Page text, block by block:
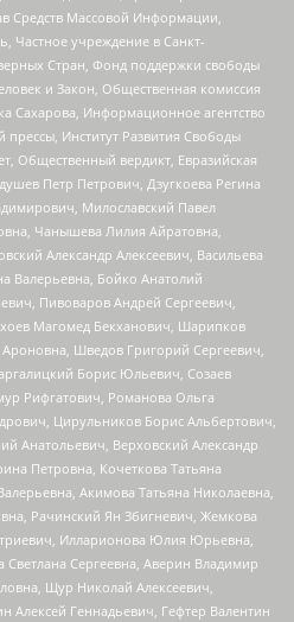
Средств Массовой Информации,
Частное учреждение в Санкт-
Стран, Фонд поддержки свободы
и Закон, Общественная комиссия
Сахарова, Информационное агентство
Институт Развития Свободы
Общественный вердикт, Евразийская
Петр Петрович, Дзугкоева Регина
Милославский Павел
Чанышева Лилия Айратовна,
Александр Алексеевич, Васильева
Валерьевна, Бойко Анатолий
Пивоваров Андрей Сергеевич,
Магомед Бекханович, Шарипков
Шведов Григорий Сергеевич,
Борис Юльевич, Созаев
Рифгатович, Романова Ольга
Цирульников Борис Альбертович,
Анатольевич, Верховский Александр
Петровна, Кочеткова Татьяна
Акимова Татьяна Николаевна,
Рачинский Ян Збигневич, Жемкова
Илларионова Юлия Юрьевна,
Светлана Сергеевна, Аверин Владимир
Щур Николай Алексеевич,
Геннадьевич, Гефтер Валентин